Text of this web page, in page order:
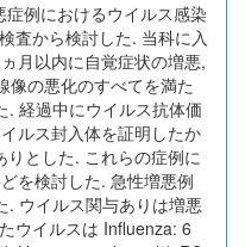
例におけるウイルス感染
査から検討した. 当科に入
月以内に自覚症状の増悪,
像の悪化のすべてを満た
. 経過中にウイルス抗体価
ルス封入体を証明したか
とした. これらの症例に
を検討した. 急性増悪例
. ウイルス関与ありは増悪
ウイルスは Influenza: 6